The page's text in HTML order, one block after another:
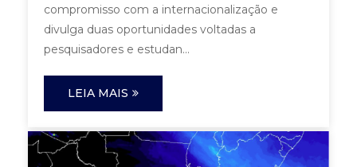
compromisso com a internacionalização e
divulga duas oportunidades voltadas a
pesquisadores e estudan...
LEIA MAIS